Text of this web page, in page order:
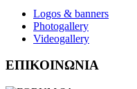
Logos & banners
Photogallery
Videogallery
ΕΠΙΚΟΙΝΩΝΙΑ